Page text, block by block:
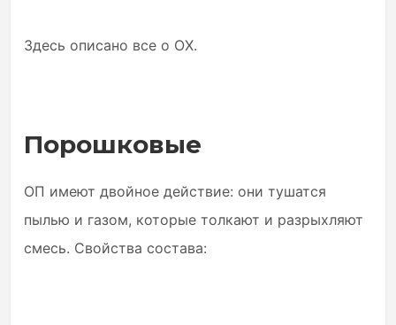
Здесь описано все о OX.
Порошковые
ОП имеют двойное действие: они тушатся
пылью и газом, которые толкают и разрыхляют
смесь. Свойства состава: